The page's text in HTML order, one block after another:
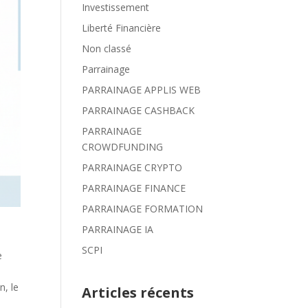
le
Investissement
Liberté Financière
Non classé
Parrainage
PARRAINAGE APPLIS WEB
PARRAINAGE CASHBACK
PARRAINAGE
CROWDFUNDING
PARRAINAGE CRYPTO
PARRAINAGE FINANCE
PARRAINAGE FORMATION
PARRAINAGE IA
SCPI
Articles récents